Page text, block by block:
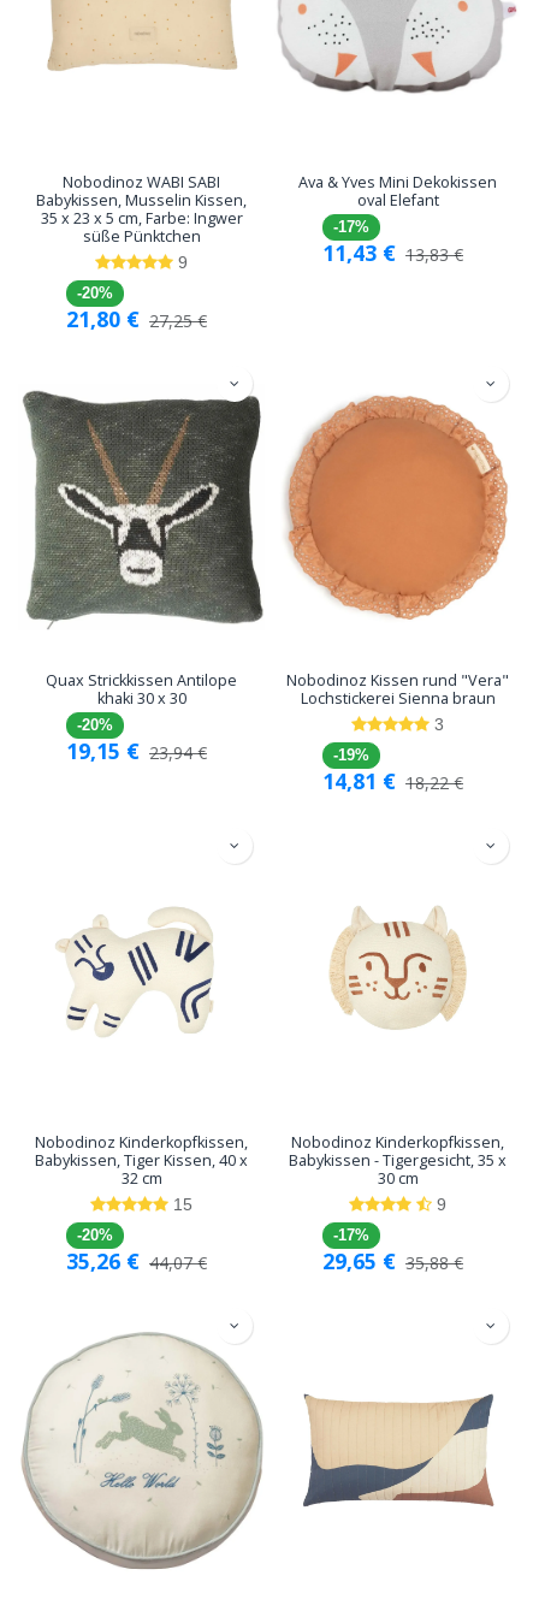
Nobodinoz WABI SABI
Babykissen, Musselin Kissen,
35 x 23 x 5 cm, Farbe: Ingwer
süße Pünktchen
9
-20%
21,80 € 27,25€
Ava & Yves Mini Dekokissen
oval Elefant
-17%
11,43 € 13,83€
Quax Strickkissen Antilope
khaki 30 x 30
-20%
19,15 € 23,94€
Nobodinoz Kissen rund "Vera"
Lochstickerei Sienna braun
3
-19%
14,81 € 18,22€
Nobodinoz Kinderkopfkissen,
Babykissen, Tiger Kissen, 40 x
32 cm
15
-20%
35,26 € 44,07€
Nobodinoz Kinderkopfkissen,
Babykissen - Tigergesicht, 35 x
30 cm
9
-17%
29,65 € 35,88€